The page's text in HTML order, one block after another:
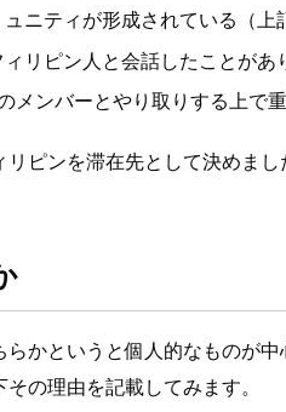
ニティが形成されている（
リピン人と会話したことがあ
メンバーとやり取りする上で重
ピンを滞在先として決めまし
かというと個人的なものが
の理由を記載してみます。